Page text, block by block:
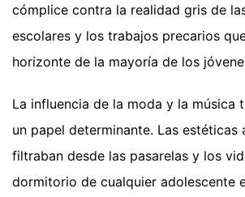
cómplice contra la realidad gris de
escolares y los trabajos precarios
horizonte de la mayoría de los
La influencia de la moda y la música
un papel determinante. Las estéticas
filtraban desde las pasarelas y los
dormitorio de cualquier adolescente